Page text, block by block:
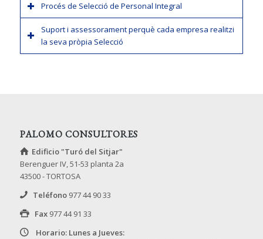
Procés de Selecció de Personal Integral
Suport i assessorament perquè cada empresa realitzi
la seva pròpia Selecció
PALOMO CONSULTORES
Edificio "Turó del Sitjar"
Berenguer IV, 51-53 planta 2a
43500 - TORTOSA
Teléfono 977 44 90 33
Fax 977 44 91 33
Horario: Lunes a Jueves: